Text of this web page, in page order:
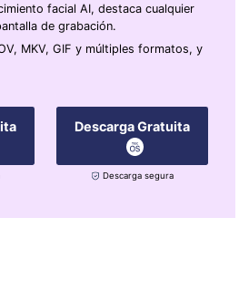
facial AI, destaca cualquier
de grabación.
MKV, GIF y múltiples formatos, y
Descarga Gratuita
Descarga segura